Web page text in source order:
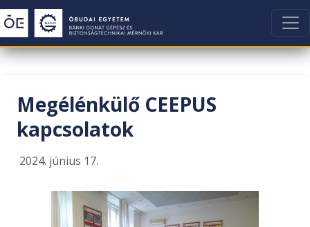
Megélénkülő CEEPUS
kapcsolatok
2024. június 17.